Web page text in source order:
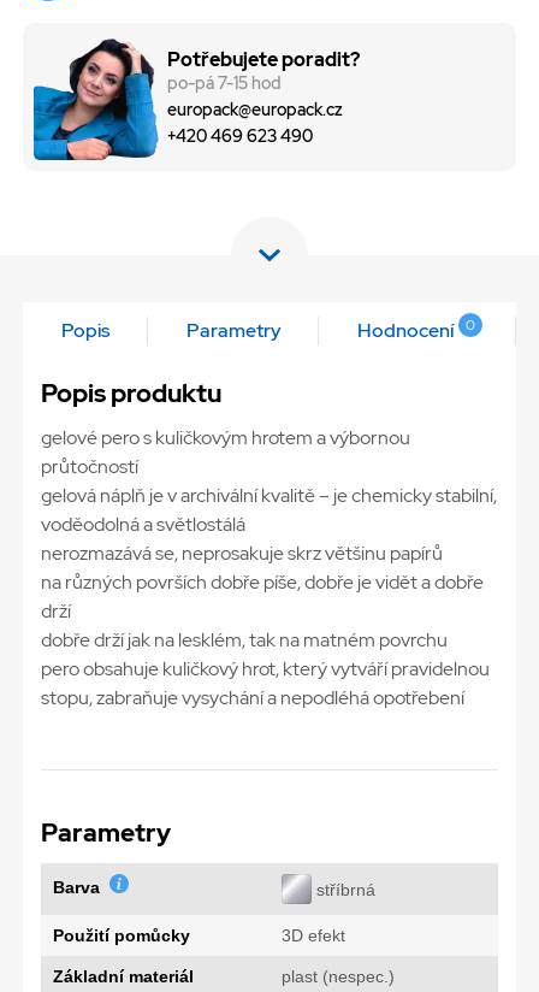
Potřebujete poradit?
po-pá 7-15 hod
europack@europack.cz
+420 469 623 490
Popis Parametry Hodnocení 0
Popis produktu
gelové pero s kuličkovým hrotem a výbornou
průtočností
gelová náplň je v archivální kvalitě – je chemicky stabilní,
voděodolná a světlostálá
nerozmazává se, neprosakuje skrz většinu papírů
na různých površích dobře píše, dobře je vidět a dobře
drží
dobře drží jak na lesklém, tak na matném povrchu
pero obsahuje kuličkový hrot, který vytváří pravidelnou
stopu, zabraňuje vysychání a nepodléhá opotřebení
Parametry
Barva stříbrná
Použití pomůcky 3D efekt
Základní materiál plast (nespec.)